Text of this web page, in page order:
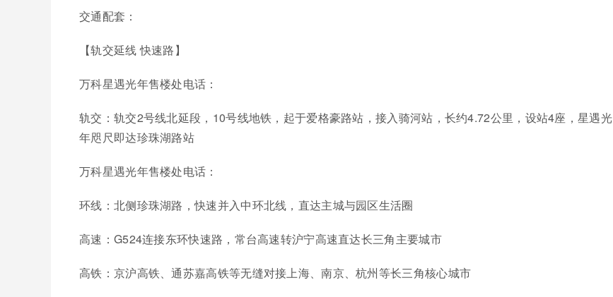
交通配套：
【轨交延线 快速路】
万科星遇光年售楼处电话：
轨交：轨交2号线北延段，10号线地铁，起于爱格豪路站，接入骑河站，长约4.72公里，设站4座，星遇光
年咫尺即达珍珠湖路站
万科星遇光年售楼处电话：
环线：北侧珍珠湖路，快速并入中环北线，直达主城与园区生活圈
高速：G524连接东环快速路，常台高速转沪宁高速直达长三角主要城市
高铁：京沪高铁、通苏嘉高铁等无缝对接上海、南京、杭州等长三角核心城市